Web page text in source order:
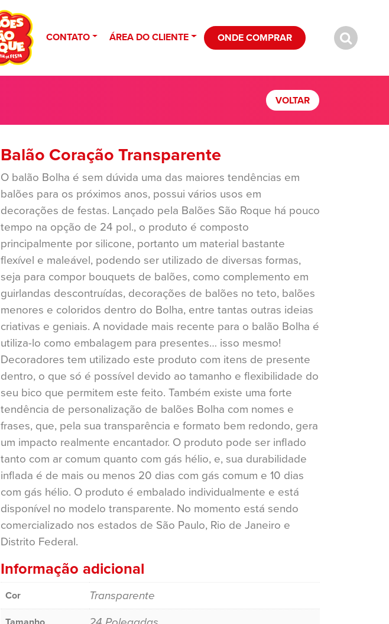
CONTATO ÁREA DO CLIENTE ONDE COMPRAR
VOLTAR
Balão Coração Transparente
O balão Bolha é sem dúvida uma das maiores tendências em
balões para os próximos anos, possui vários usos em
decorações de festas. Lançado pela Balões São Roque há pouco
tempo na opção de 24 pol., o produto é composto
principalmente por silicone, portanto um material bastante
flexível e maleável, podendo ser utilizado de diversas formas,
seja para compor bouquets de balões, como complemento em
guirlandas descontruídas, decorações de balões no teto, balões
menores e coloridos dentro do Bolha, entre tantas outras ideias
criativas e geniais. A novidade mais recente para o balão Bolha é
utiliza-lo como embalagem para presentes… isso mesmo!
Decoradores tem utilizado este produto com itens de presente
dentro, o que só é possível devido ao tamanho e flexibilidade do
seu bico que permitem este feito. Também existe uma forte
tendência de personalização de balões Bolha com nomes e
frases, que, pela sua transparência e formato bem redondo, gera
um impacto realmente encantador. O produto pode ser inflado
tanto com ar comum quanto com gás hélio, e, sua durabilidade
inflada é de mais ou menos 20 dias com gás comum e 10 dias
com gás hélio. O produto é embalado individualmente e está
disponível no modelo transparente. No momento está sendo
comercializado nos estados de São Paulo, Rio de Janeiro e
Distrito Federal.
Informação adicional
Cor Transparente